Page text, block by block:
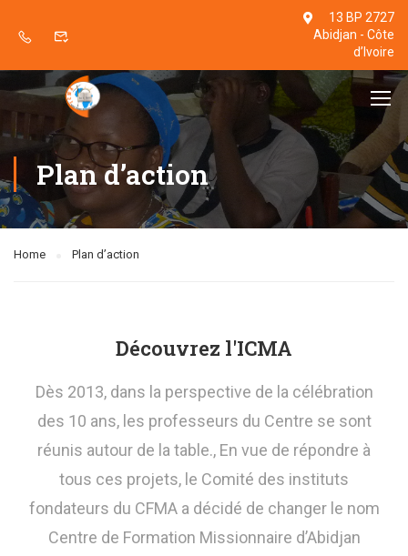
13 BP 2727
Abidjan - Côte
d’Ivoire
Plan d’action
Home Plan d’action
Découvrez l'ICMA
Dès 2013, dans la perspective de la célébration
des 10 ans, les professeurs du Centre se sont
réunis autour de la table., En vue de répondre à
tous ces projets, le Comité des instituts
fondateurs du CFMA a décidé de changer le nom
Centre de Formation Missionnaire d’Abidjan